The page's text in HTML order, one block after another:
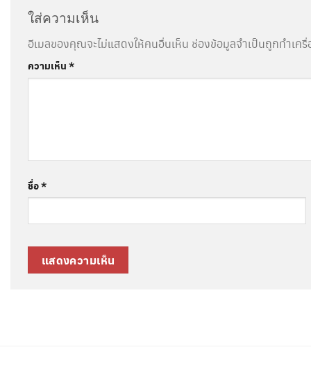
ใส่ความเห็น
อีเมลของคุณจะไม่แสดงให้คนอื่นเห็น ช่องข้อมูลจำเป็นถูกทำเค
ความเห็น*
ชื่อ*